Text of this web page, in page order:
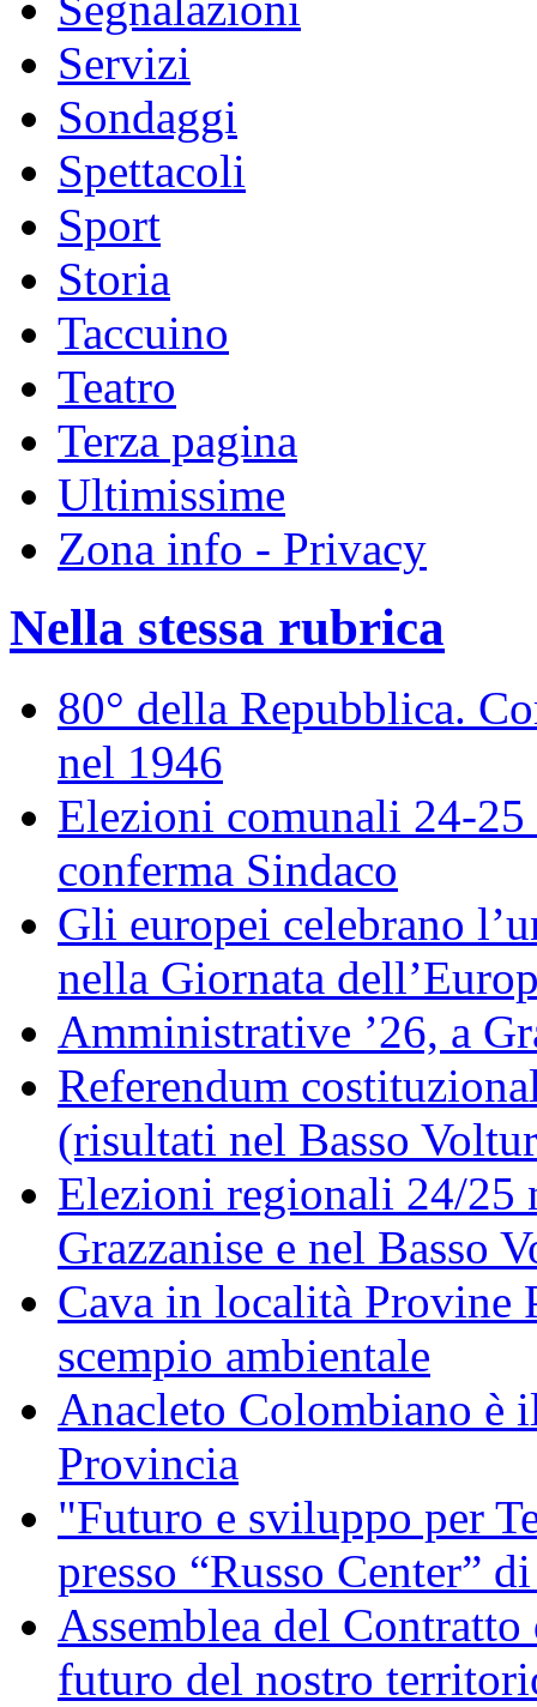
Servizi
Sondaggi
Spettacoli
Sport
Storia
Taccuino
Teatro
Terza pagina
Ultimissime
Zona info - Privacy
Nella stessa rubrica
80° della Repubblica.
nel 1946
Elezioni comunali 24-
conferma Sindaco
Gli europei celebrano
nella Giornata
Amministrative ’26, a
Referendum
(risultati nel Basso
Elezioni regionali 24/
Grazzanise e nel Basso
Cava in località Provine
scempio ambientale
Anacleto Colombiano è
Provincia
"Futuro e sviluppo per
presso “Russo Center”
Assemblea del
futuro del nostro